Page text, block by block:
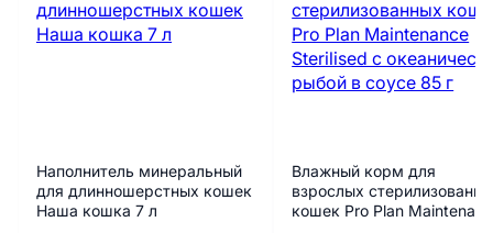
Наполнитель минеральный
для длинношерстных кошек
Наша кошка 7 л
Влажный корм для
взрослых
кошек Pro Plan